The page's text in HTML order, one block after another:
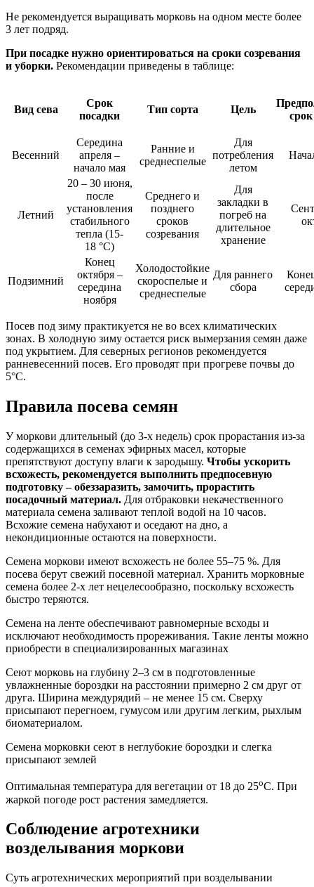
Не рекомендуется выращивать морковь на одном месте более
3 лет подряд.
При посадке нужно ориентироваться на сроки созревания
и уборки. Рекомендации приведены в таблице:
Вид сева
Срок
посадки
Тип сорта Цель
Весенний
Середина
апреля –
начало мая
Ранние и
среднеспелые
Для
потребления
летом
Летний
20 – 30 июня,
после
установления
стабильного
тепла (15-
18 °С)
Среднего и
позднего
сроков
созревания
Для
закладки в
погреб на
длительное
хранение
Подзимний
Конец
октября –
середина
ноября
Холодостойкие
скороспелые и
среднеспелые
Для раннего
сбора
Посев под зиму практикуется не во всех климатических
зонах. В холодную зиму остается риск вымерзания семян даже
под укрытием. Для северных регионов рекомендуется
ранневесенний посев. Его проводят при прогреве почвы до
5°С.
Правила посева семян
У моркови длительный (до 3-х недель) срок прорастания из-за
содержащихся в семенах эфирных масел, которые
препятствуют доступу влаги к зародышу. Чтобы ускорить
всхожесть, рекомендуется выполнить предпосевную
подготовку – обеззаразить, замочить, прорастить
посадочный материал. Для отбраковки некачественного
материала семена заливают теплой водой на 10 часов.
Всхожие семена набухают и оседают на дно, а
некондиционные остаются на поверхности.
Семена моркови имеют всхожесть не более 55–75 %. Для
посева берут свежий посевной материал. Хранить морковные
семена более 2-х лет нецелесообразно, поскольку всхожесть
быстро теряются.
Семена на ленте обеспечивают равномерные всходы и
исключают необходимость прореживания. Такие ленты можно
приобрести в специализированных магазинах
Сеют морковь на глубину 2–3 см в подготовленные
увлажненные бороздки на расстоянии примерно 2 см друг от
друга. Ширина междурядий – не менее 15 см. Сверху
присыпают перегноем, гумусом или другим легким, рыхлым
биоматериалом.
Семена морковки сеют в неглубокие бороздки и слегка
присыпают землей
Оптимальная температура для вегетации от 18 до 25оС. При
жаркой погоде рост растения замедляется.
Соблюдение агротехники
возделывания моркови
Суть агротехнических мероприятий при возделывании